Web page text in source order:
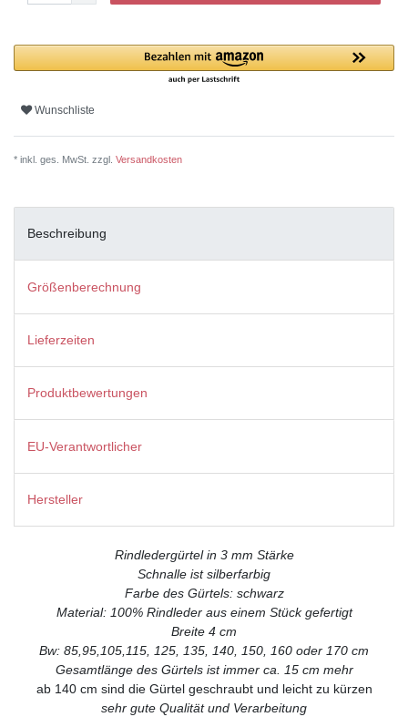
Wunschliste
* inkl. ges. MwSt. zzgl. Versandkosten
Beschreibung
Größenberechnung
Lieferzeiten
Produktbewertungen
EU-Verantwortlicher
Hersteller
Rindledergürtel in 3 mm Stärke
Schnalle ist silberfarbig
Farbe des Gürtels: schwarz
Material: 100% Rindleder aus einem Stück gefertigt
Breite 4 cm
Bw: 85,95,105,115, 125, 135, 140, 150, 160 oder 170 cm
Gesamtlänge des Gürtels ist immer ca. 15 cm mehr
ab 140 cm sind die Gürtel geschraubt und leicht zu kürzen
sehr gute Qualität und Verarbeitung